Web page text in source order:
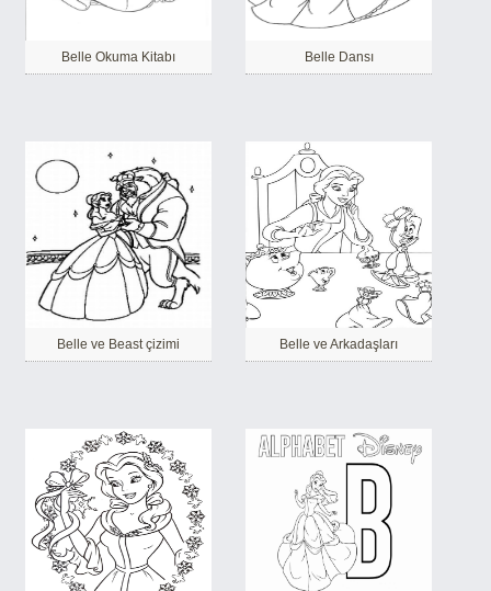
Belle Okuma Kitabı Belle Dansı
Belle ve Beast çizimi Belle ve Arkadaşları